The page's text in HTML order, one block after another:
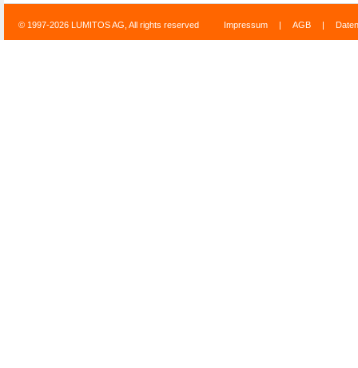
© 1997-2026 LUMITOS AG, All rights reserved Impressum | AGB |